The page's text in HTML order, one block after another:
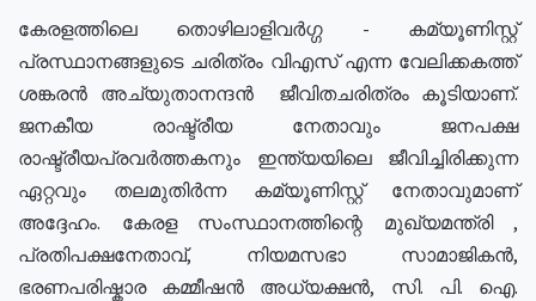
കേരളത്തിലെ തൊഴിലാളിവർഗ്ഗ - കമ്യൂണിസ്റ്റ്
പ്രസ്ഥാനങ്ങളുടെ ചരിത്രം വിഎസ് എന്ന വേലിക്കകത്ത്
ശങ്കരൻ അച്യുതാനന്ദൻ ജീവിതചരിത്രം കൂടിയാണ്.
ജനകീയ രാഷ്ട്രീയ നേതാവും ജനപക്ഷ
രാഷ്ട്രീയപ്രവർത്തകനും ഇന്ത്യയിലെ ജീവിച്ചിരിക്കുന്ന
ഏറ്റവും തലമുതിർന്ന കമ്യൂണിസ്റ്റ് നേതാവുമാണ്
അദ്ദേഹം. കേരള സംസ്ഥാനത്തിന്റെ മുഖ്യമന്ത്രി ,
പ്രതിപക്ഷനേതാവ്, നിയമസഭാ സാമാജികൻ,
ഭരണപരിഷ്കാര കമ്മീഷൻ അധ്യക്ഷൻ, സി. പി. ഐ.